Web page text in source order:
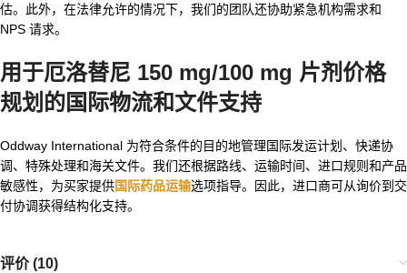
估。此外，在法律允许的情况下，我们的团队还协助紧急机构需求和
NPS 请求。
用于厄洛替尼 150 mg/100 mg 片剂价格
规划的国际物流和文件支持
Oddway International 为符合条件的目的地管理国际发运计划、快递协
调、特殊处理和海关文件。我们还根据路线、运输时间、进口规则和产品
敏感性，为买家提供国际药品运输选项指导。因此，进口商可从询价到交
付协调获得结构化支持。
评价 (10)